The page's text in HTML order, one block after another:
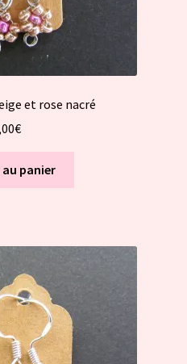
et rose nacré
€
panier